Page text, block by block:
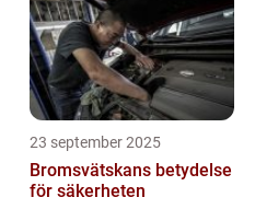
23 september 2025
Bromsvätskans betydelse
för säkerheten